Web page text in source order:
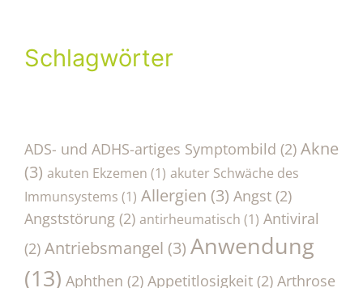
Schlagwörter
ADS- und ADHS-artiges Symptombild (2) Akne
(3) akuten Ekzemen (1) akuter Schwäche des
Immunsystems (1) Allergien (3) Angst (2)
Angststörung (2) antirheumatisch (1) Antiviral
(2) Antriebsmangel (3) Anwendung
(13) Aphthen (2) Appetitlosigkeit (2) Arthrose